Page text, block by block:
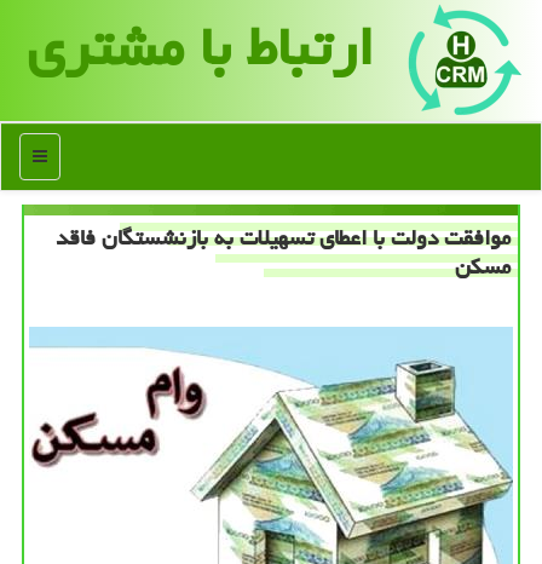
ارتباط با مشتری
منو
موافقت دولت با اعطای تسهیلات به بازنشستگان فاقد
مسكن